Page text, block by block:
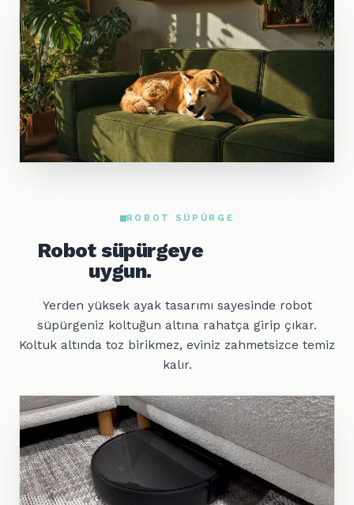
ROBOT SÜPÜRGE
Robot süpürgeye
uygun.
Yerden yüksek ayak tasarımı sayesinde robot
süpürgeniz koltuğun altına rahatça girip çıkar.
Koltuk altında toz birikmez, eviniz zahmetsizce temiz
kalır.